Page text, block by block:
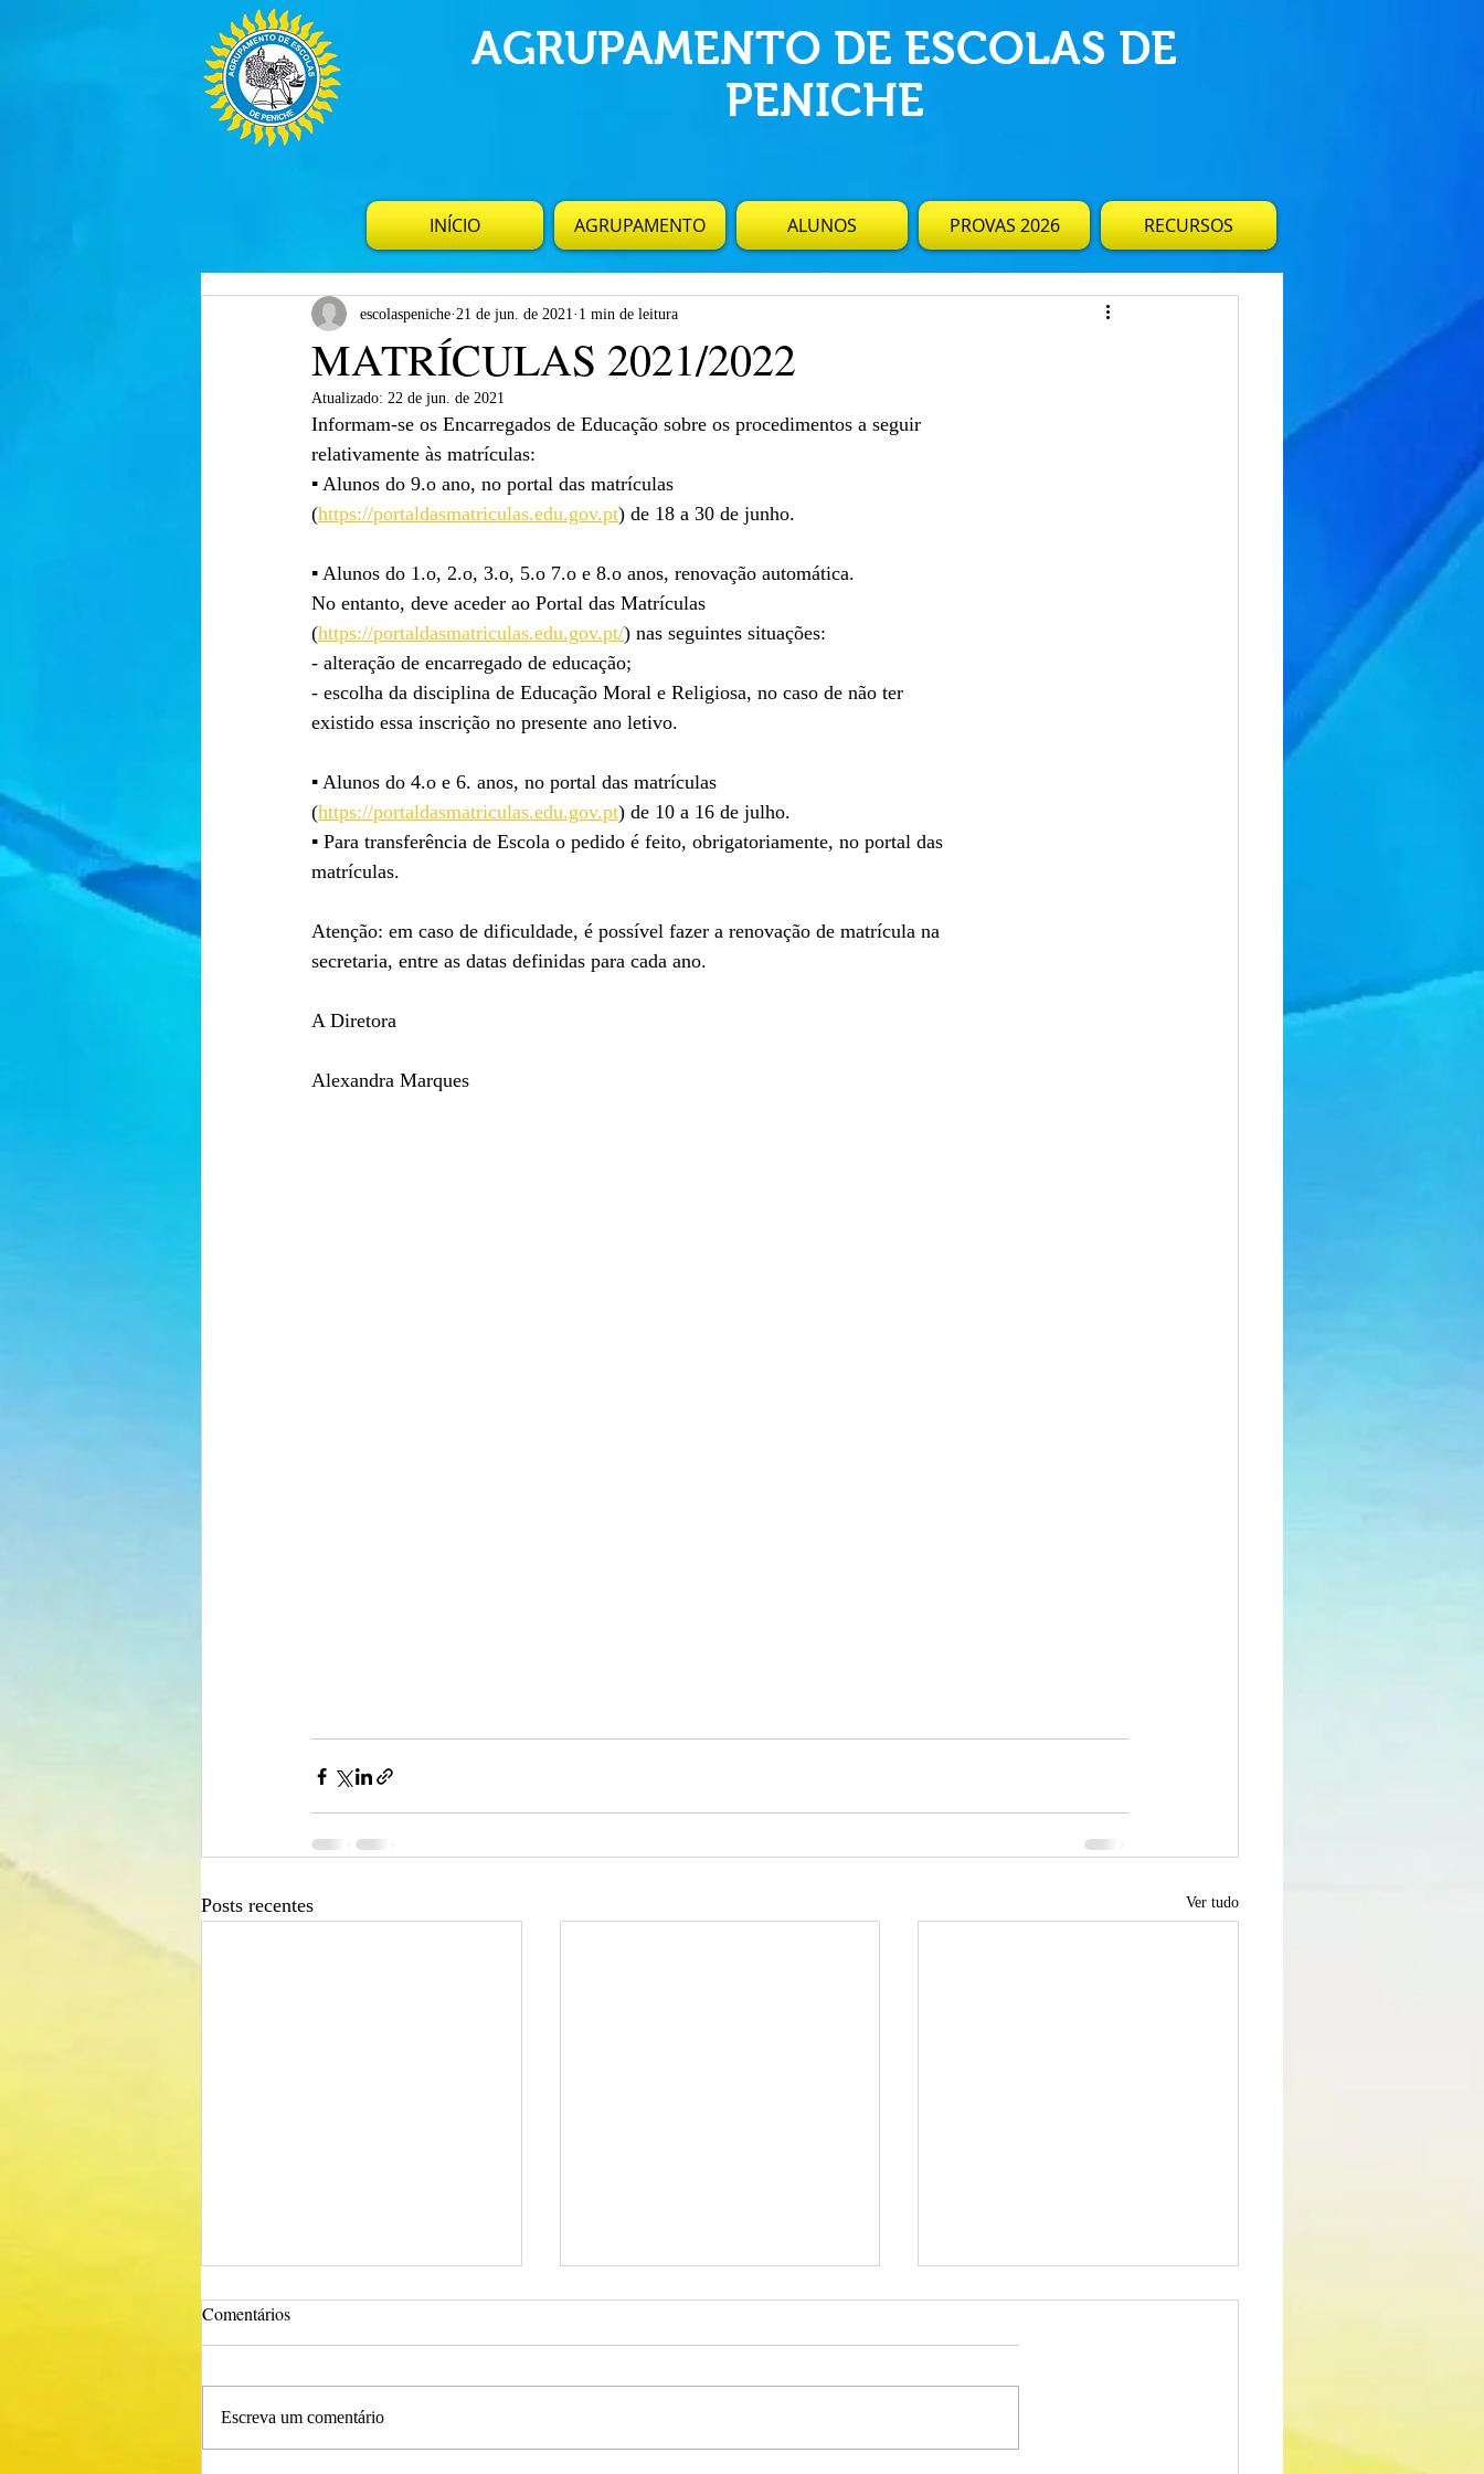
AGRUPAMENTO DE ESCOLAS DE
PENICHE
INÍCIO AGRUPAMENTO ALUNOS PROVAS 2026 RECURSOS
MATRÍCULAS 2021/2022
escolaspeniche 21 de jun. de 2021 1 min de leitura
Atualizado: 22 de jun. de 2021
Informam-se os Encarregados de Educação sobre os procedimentos a seguir
relativamente às matrículas:
▪ Alunos do 9.o ano, no portal das matrículas
(https://portaldasmatriculas.edu.gov.pt) de 18 a 30 de junho.
▪ Alunos do 1.o, 2.o, 3.o, 5.o 7.o e 8.o anos, renovação automática.
No entanto, deve aceder ao Portal das Matrículas
(https://portaldasmatriculas.edu.gov.pt/) nas seguintes situações:
- alteração de encarregado de educação;
- escolha da disciplina de Educação Moral e Religiosa, no caso de não ter
existido essa inscrição no presente ano letivo.
▪ Alunos do 4.o e 6. anos, no portal das matrículas
(https://portaldasmatriculas.edu.gov.pt) de 10 a 16 de julho.
▪ Para transferência de Escola o pedido é feito, obrigatoriamente, no portal das
matrículas.
Atenção: em caso de dificuldade, é possível fazer a renovação de matrícula na
secretaria, entre as datas definidas para cada ano.
A Diretora
Alexandra Marques
Posts recentes Ver tudo
Comentários
Escreva um comentário